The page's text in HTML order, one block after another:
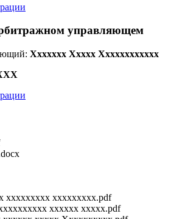
управляющем
Xxxxxxx Xxxxx Xxxxxxxxxxxx
xxxxxxxxx xxxxxxxxx.pdf
xxxxxx xxxxx.pdf